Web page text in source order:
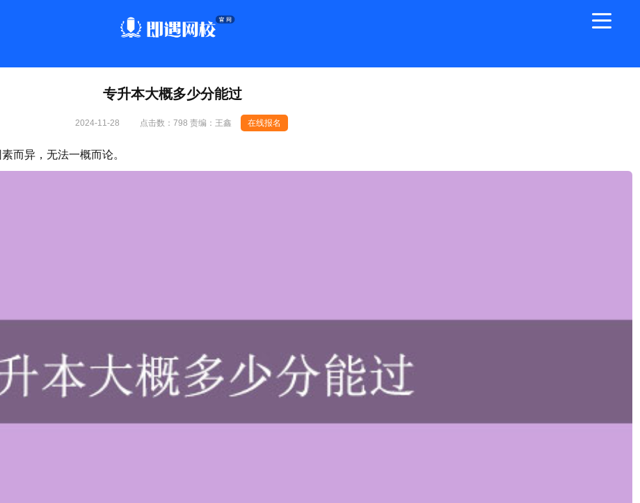
专升本大概多少分能过
2024-11-28 点击数：798 责编：王鑫 在线报名
而异，无法一概而论。